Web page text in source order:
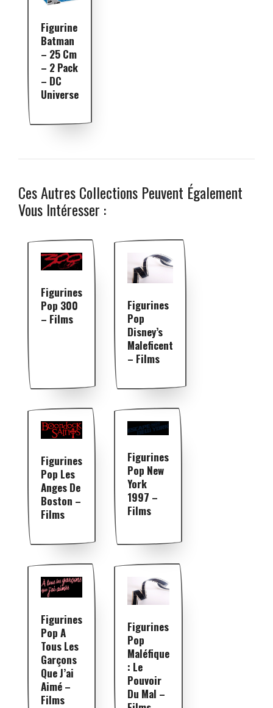
Figurine
Batman
– 25 Cm
– 2 Pack
– DC
Universe
Ces Autres Collections Peuvent Également
Vous Intéresser :
Figurines
Pop 300
– Films
Figurines
Pop
Disney’s
Maleficent
– Films
Figurines
Pop Les
Anges De
Boston –
Films
Figurines
Pop New
York
1997 –
Films
Figurines
Pop A
Tous Les
Garçons
Que J’ai
Aimé –
Films
Figurines
Pop
Maléfique
: Le
Pouvoir
Du Mal –